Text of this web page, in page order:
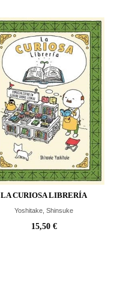
LA CURIOSA LIBRERÍA
Yoshitake, Shinsuke
15,50 €